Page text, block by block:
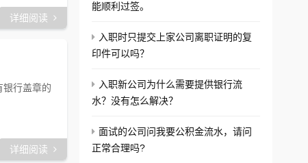
详细阅读
银行盖章的
详细阅读
能顺利过签。
入职时只提交上家公司离职证明的复
印件可以吗？
入职新公司为什么需要提供银行流
水？没有怎么解决？
面试的公司问我要公积金流水，请问
正常合理吗?